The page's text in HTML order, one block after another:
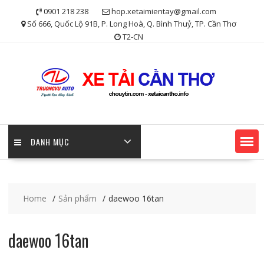
0901 218 238
hop.xetaimientay@gmail.com
Số 666, Quốc Lộ 91B, P. Long Hoà, Q. Bình Thuỷ, TP. Cần Thơ
T2-CN
DANH MỤC
Home Sản phẩm daewoo 16tan
daewoo 16tan